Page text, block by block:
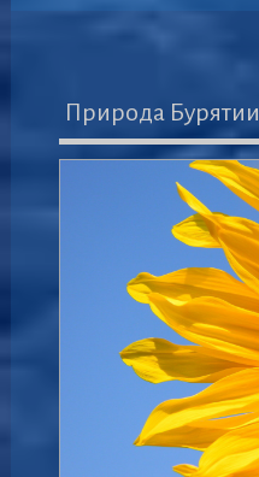
Природа Бурятии